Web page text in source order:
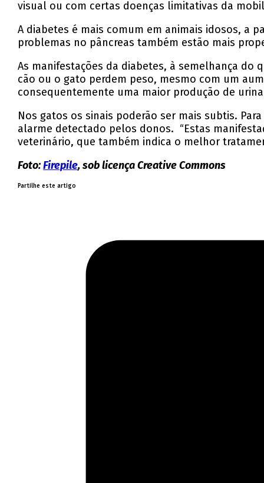
visual ou com certas doenças limitativas da
A diabetes é mais comum em animais idosos, a
problemas no pâncreas também estão mais
As manifestações da diabetes, à semelhança do
cão ou o gato perdem peso, mesmo com um
consequentemente uma maior produção de
Nos gatos os sinais poderão ser mais subtis.
alarme detectado pelos donos. “Estas
veterinário, que também indica o melhor
Foto:Firepile, sob licença Creative Commons
Partilhe este artigo